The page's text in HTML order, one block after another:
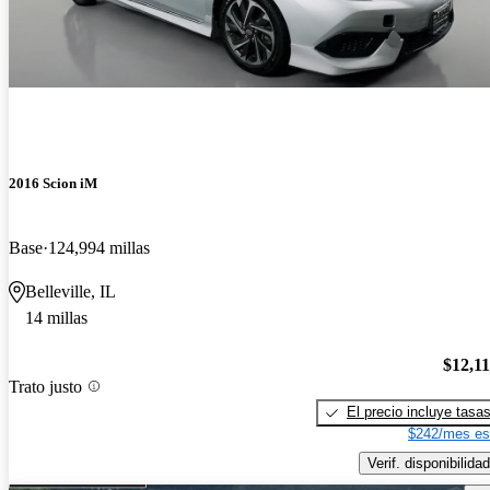
2016 Scion iM
Base 124,994 millas
Belleville, IL
14 millas
Trato justo
El precio incluye tasas
$242/mes
Verif. disponibilidad